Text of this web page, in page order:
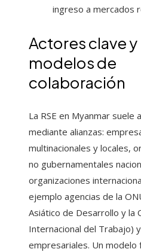
ingreso a mercados
Actores clave y
modelos de
colaboración
La RSE en Myanmar suele
mediante alianzas:
multinacionales y locales,
no gubernamentales
organizaciones
ejemplo agencias de la
Asiático de Desarrollo y la
Internacional del Trabajo)
empresariales. Un modelo